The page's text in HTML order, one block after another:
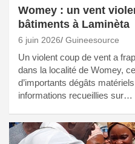
Womey : un vent
bâtiments à Laminèta
6 juin 2026 Guineesource
Un violent coup de vent a
dans la localité de Womey,
d’importants dégâts
informations recueillies sur…